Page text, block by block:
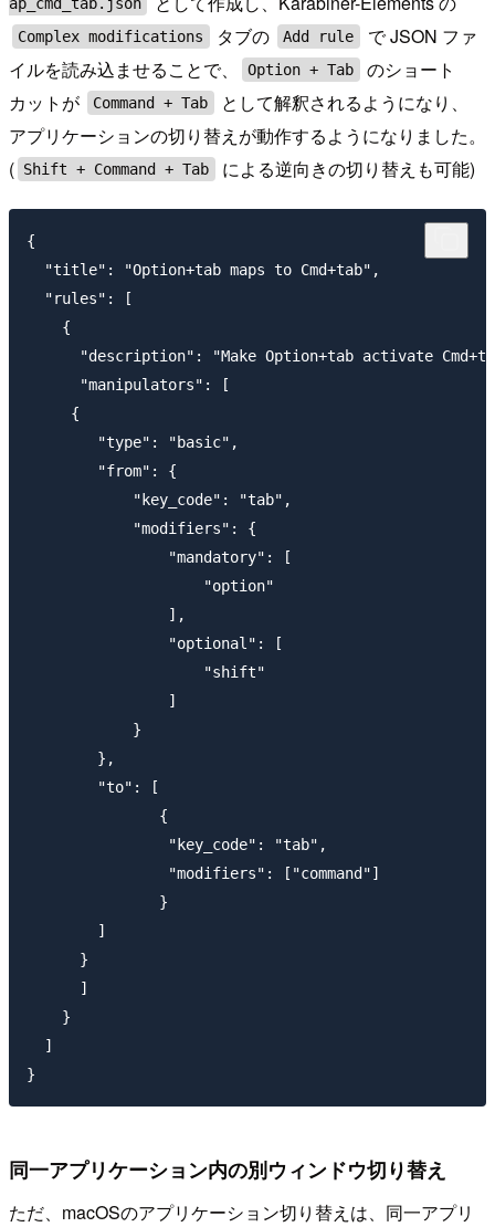
Complex modifications タブの Add rule
で JSON ファ
イルを読み込ませることで、
Option + Tab
のショート
カットが
Command + Tab
として解釈されるようになり、
アプリケーションの切り替えが動作するようになりました。
( Shift + Command + Tab による逆向きの切り替えも可能)
{
  "title": "Option+tab maps to Cmd+tab",
  "rules": [
    {
"description": "Make Option+tab activate
      "manipulators": [
     {
        "type": "basic",
        "from": {
            "key_code": "tab",
            "modifiers": {
                "mandatory": [
                    "option"
                ],
                "optional": [
                    "shift"
                ]
            }
        },
        "to": [
               {
                "key_code": "tab",
                "modifiers": ["command"]
               }
        ]
      }
      ]
    }
  ]
同一アプリケーション内の別ウィンドウ切り替え
ただ、macOSのアプリケーション切り替えは、同一アプリ